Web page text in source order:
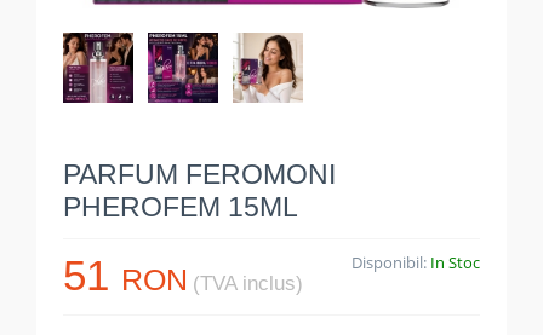
PARFUM FEROMONI
PHEROFEM 15ML
51 RON (TVA inclus)
Disponibil: In Stoc